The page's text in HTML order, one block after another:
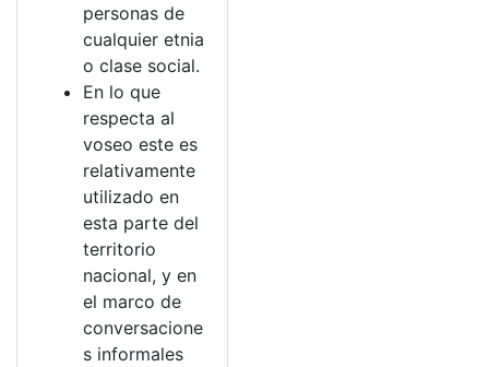
personas de
cualquier etnia
o clase social.
En lo que
respecta al
voseo este es
relativamente
utilizado en
esta parte del
territorio
nacional, y en
el marco de
conversacione
s informales